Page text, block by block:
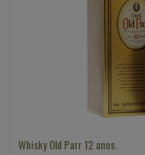
Whisky Old Parr 12 anos.